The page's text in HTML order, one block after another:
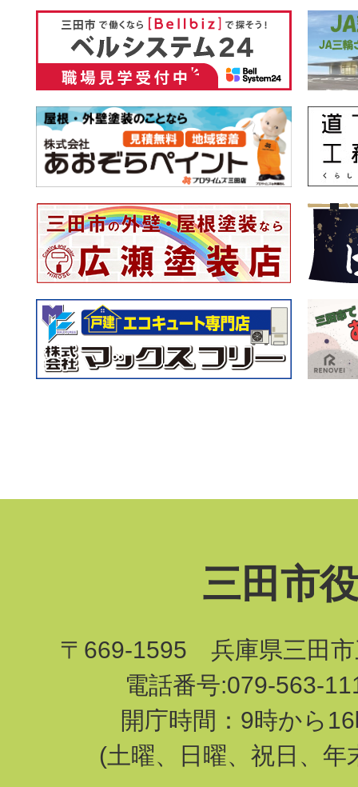
三田市
〒669-1595 兵庫県三田市
電話番号:079-563-
開庁時間：9時から
(土曜、日曜、祝日、年